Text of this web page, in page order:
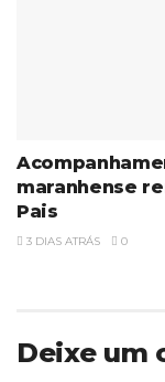
maranhense
Pais
3 DIAS ATRÁS 0
Deixe um